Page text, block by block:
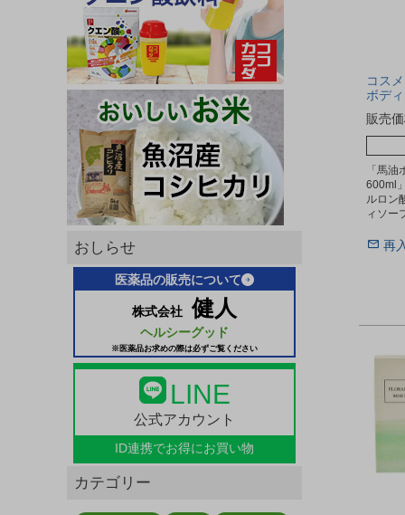
おしらせ
医薬品の販売について
株式会社 健人
ヘルシーグッド
※医薬品お求めの際は必ずご覧ください
LINE
公式アカウント
ID連携でお得にお買い物
カテゴリー
コス
ボデ
販売
「馬
600ml
ルロン
ィソー
再